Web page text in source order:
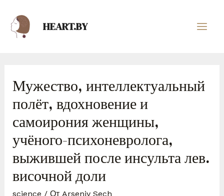
HEART.BY
Мужество, интеллектуальный
полёт, вдохновение и
самоирония женщины,
учёного-психоневролога,
выжившей после инсульта лев.
височной доли
science / От Arseniy Sech